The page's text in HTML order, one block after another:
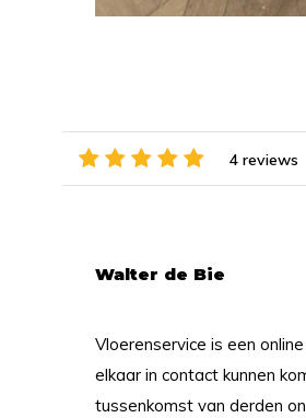
4 reviews
Walter de Bie
Vloerenservice is een
elkaar in contact kunnen
tussenkomst van derden